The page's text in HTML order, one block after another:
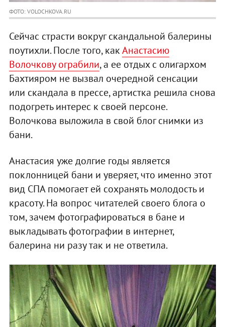
ФОТО: VOLOCHKOVA.RU
Сейчас страсти вокруг скандальной балерины
поутихли. После того, какАнастасию
Волочкову ограбили, а ее отдых с олигархом
Бахтияром не вызвал очередной сенсации
или скандала в прессе, артистка решила снова
подогреть интерес к своей персоне.
Волочкова выложила в свой блог снимки из
бани.
Анастасия уже долгие годы является
поклонницей бани и уверяет, что именно этот
вид СПА помогает ей сохранять молодость и
красоту. На вопрос читателей своего блога о
том, зачем фотографироваться в бане и
выкладывать фотографии в интернет,
балерина ни разу так и не ответила.